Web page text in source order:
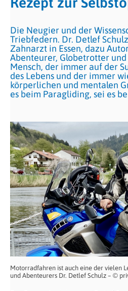
Die Neugier und der
Triebfedern. Dr. Detlef
Zahnarzt in Essen, dazu
Abenteurer, Globetrotter
Mensch, der immer auf der
des Lebens und der immer
körperlichen und mentalen
es beim Paragliding, sei es
Motorradfahren ist auch eine der vielen
und Abenteurers Dr. Detlef Schulz – ©